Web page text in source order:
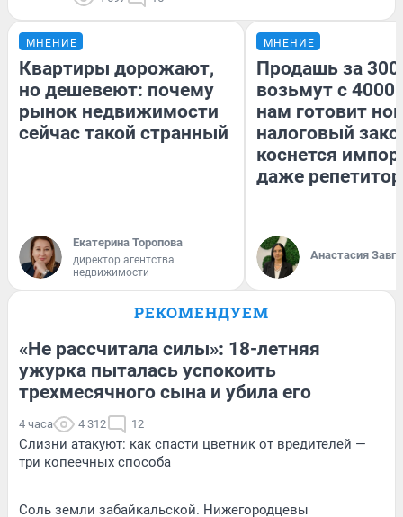
МНЕНИЕ
Квартиры дорожают,
но дешевеют: почему
рынок недвижимости
сейчас такой странный
Екатерина Торопова
директор агентства
недвижимости
МНЕНИЕ
Продашь за
возьмут с
нам готовит
налоговый
коснется
даже
Анастасия
РЕКОМЕНДУЕМ
«Не рассчитала силы»: 18-летняя
ужурка пыталась успокоить
трехмесячного сына и убила его
4 часа 4 312 12
Слизни атакуют: как спасти цветник от вредителей —
три копеечных способа
Соль земли забайкальской. Нижегородцевы